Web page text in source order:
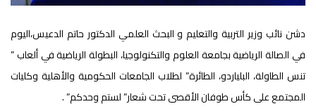
دشن نائب وزير التربية والتعليم و البحث العلمي الدكتور حاتم الدعيس،اليوم
في الصالة الرياضية بجامعة العلوم والتكنولوجيا، البطولة الرياضية في ألعاب ”
تنس الطاولة، البلياردو، الطائرة” لطلاب الجامعات الحكومية والأهلية وكليات
المجتمع على كأس طوفان الأقصى تحت شعار” لستم وحدكم” .